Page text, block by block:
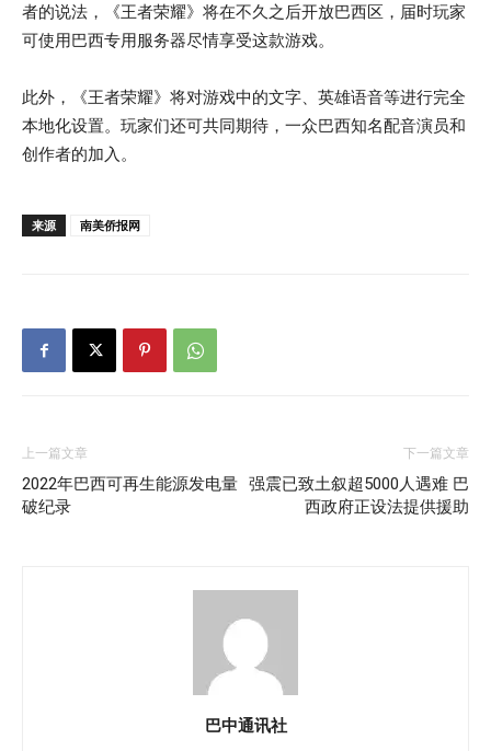
者的说法，《王者荣耀》将在不久之后开放巴西区，届时玩家
可使用巴西专用服务器尽情享受这款游戏。
此外，《王者荣耀》将对游戏中的文字、英雄语音等进行完全
本地化设置。玩家们还可共同期待，一众巴西知名配音演员和
创作者的加入。
来源 南美侨报网
上一篇文章
2022年巴西可再生能源发电量
破纪录
下一篇文章
强震已致土叙超5000人遇难 巴
西政府正设法提供援助
巴中通讯社